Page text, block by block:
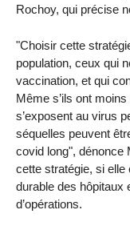
Rochoy, qui précise
"Choisir cette
population, ceux qui
vaccination, et qui
Même s’ils ont
s’exposent au virus
séquelles peuvent
covid long", dénonce
cette stratégie, si elle
durable des hôpitaux
d’opérations.